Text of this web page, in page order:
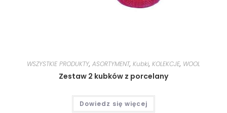
WSZYSTKIE PRODUKTY, ASORTYMENT, Kubki, KOLEKCJE, WOOL
Zestaw 2 kubków z porcelany
Dowiedz się więcej